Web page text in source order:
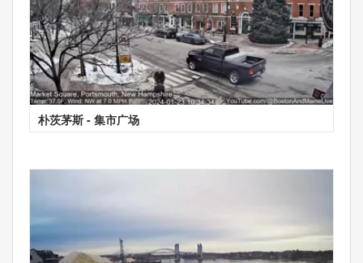
朴茨茅斯 - 集市广场